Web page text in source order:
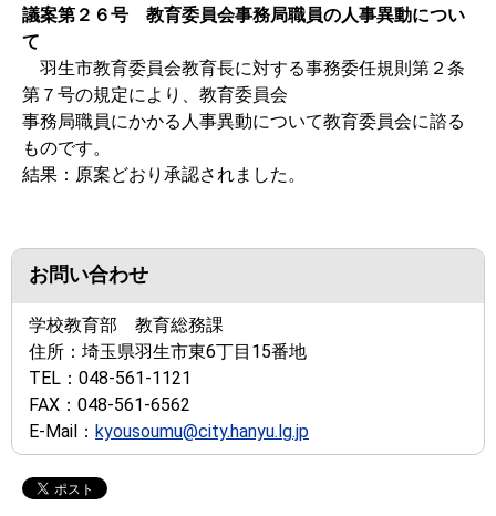
議案第２６号 教育委員会事務局職員の人事異動につい
て
羽生市教育委員会教育長に対する事務委任規則第２条
第７号の規定により、教育委員会
事務局職員にかかる人事異動について教育委員会に諮る
ものです。
結果：原案どおり承認されました。
お問い合わせ
学校教育部 教育総務課
住所： 埼玉県羽生市東6丁目15番地
TEL： 048-561-1121
FAX： 048-561-6562
E-Mail： kyousoumu@city.hanyu.lg.jp